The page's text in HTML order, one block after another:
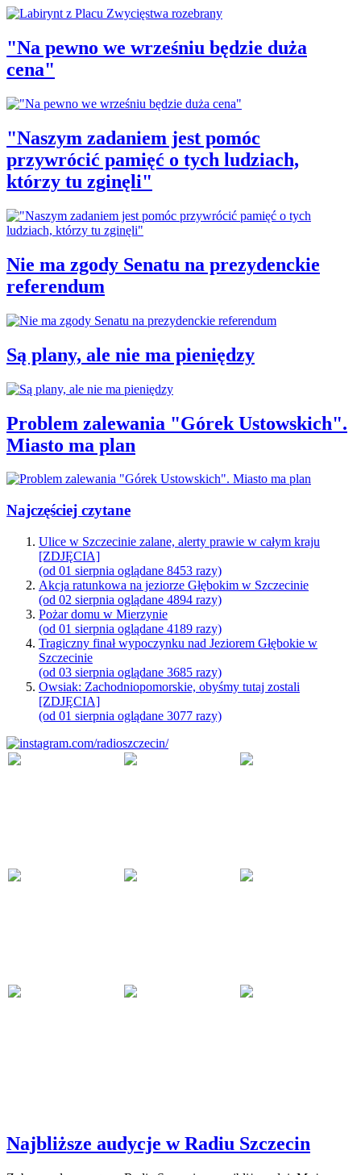
"Na pewno we wrześniu będzie duża
cena"
"Naszym zadaniem jest pomóc
przywrócić pamięć o tych ludziach,
którzy tu zginęli"
Nie ma zgody Senatu na prezydenckie
referendum
Są plany, ale nie ma pieniędzy
Problem zalewania "Górek Ustowskich".
Miasto ma plan
Najczęściej czytane
Ulice w Szczecinie zalane, alerty prawie w całym kraju
[ZDJĘCIA]
(od 01 sierpnia oglądane 8453 razy)
Akcja ratunkowa na jeziorze Głębokim w Szczecinie
(od 02 sierpnia oglądane 4894 razy)
Pożar domu w Mierzynie
(od 01 sierpnia oglądane 4189 razy)
Tragiczny finał wypoczynku nad Jeziorem Głębokie w
Szczecinie
(od 03 sierpnia oglądane 3685 razy)
Owsiak: Zachodniopomorskie, obyśmy tutaj zostali
[ZDJĘCIA]
(od 01 sierpnia oglądane 3077 razy)
Najbliższe audycje w Radiu Szczecin